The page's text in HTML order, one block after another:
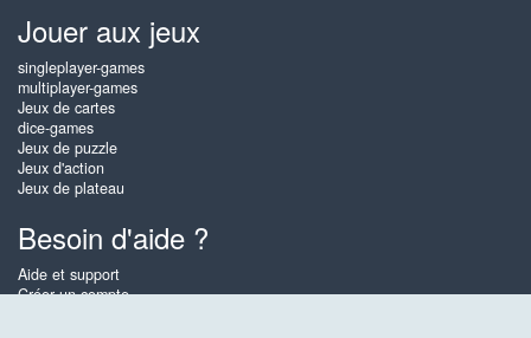
Jouer aux jeux
singleplayer-games
multiplayer-games
Jeux de cartes
dice-games
Jeux de puzzle
Jeux d'action
Jeux de plateau
Besoin d'aide ?
Aide et support
Créer un compte